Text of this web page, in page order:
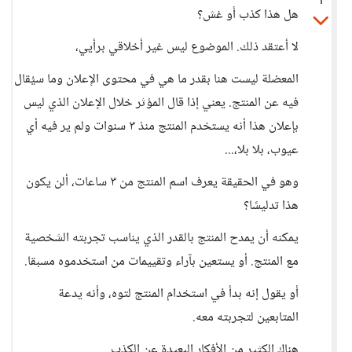
هل هذا كذب أو غش؟
لا أعتقد ذلك. الموضوع ليس غير أخلاقي برأيي،
المعضلة ليست هنا بقدر ما هي في محتوى الإعلان وما سيُقال
فيه عن المنتج. يعني إذا قال المؤثر خلال الإعلان الذي ليس
بإعلان هذا أنه يستخدم المنتج منذ ٣ سنوات ولم ير فيه أي
عيوب، بلا بلا،...
وهو في الحقيقة يعرف اسم المنتج من ٣ ساعات، ألن يكون
هذا تدليسًا؟
يمكنه أن يمدح المنتج بالقدر الذي يناسب تجربته الشخصية
مع المنتج. أو يستعين بآراء وتقييمات من استخدموه مسبقا.
أو يقول إنه بدأ في استخدام المنتج لتوه، وأنه يدعة
المتابعين لتجربته معه.